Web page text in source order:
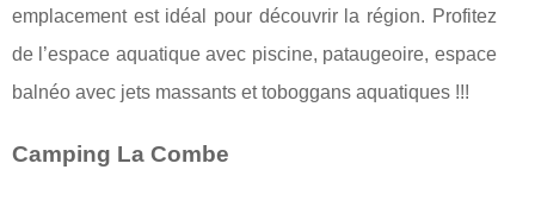
emplacement est idéal pour découvrir la région. Profitez
de l’espace aquatique avec piscine, pataugeoire, espace
balnéo avec jets massants et toboggans aquatiques !!!
Camping La Combe